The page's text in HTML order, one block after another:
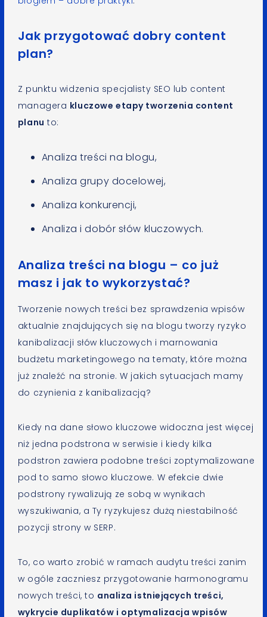
Jak przygotować dobry content
plan?
Z punktu widzenia specjalisty SEO lub content
managera kluczowe etapy tworzenia content
planu to:
Analiza treści na blogu,
Analiza grupy docelowej,
Analiza konkurencji,
Analiza i dobór słów kluczowych.
Analiza treści na blogu – co już
masz i jak to wykorzystać?
Tworzenie nowych treści bez sprawdzenia wpisów
aktualnie znajdujących się na blogu tworzy ryzyko
kanibalizacji słów kluczowych i marnowania
budżetu marketingowego na tematy, które można
już znaleźć na stronie. W jakich sytuacjach mamy
do czynienia z kanibalizacją?
Kiedy na dane słowo kluczowe widoczna jest więcej
niż jedna podstrona w serwisie i kiedy kilka
podstron zawiera podobne treści zoptymalizowane
pod to samo słowo kluczowe. W efekcie dwie
podstrony rywalizują ze sobą w wynikach
wyszukiwania, a Ty ryzykujesz dużą niestabilność
pozycji strony w SERP.
To, co warto zrobić w ramach audytu treści zanim
w ogóle zaczniesz przygotowanie harmonogramu
nowych treści, to analiza istniejących treści,
wykrycie duplikatów i optymalizacja wpisów